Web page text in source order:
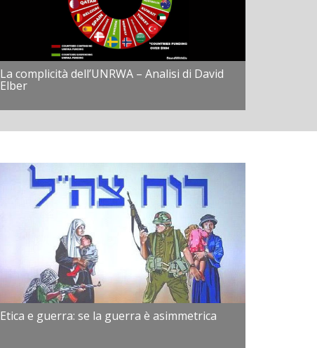
La complicità dell’UNRWA – Analisi di David
Elber
Etica e guerra: se la guerra è asimmetrica